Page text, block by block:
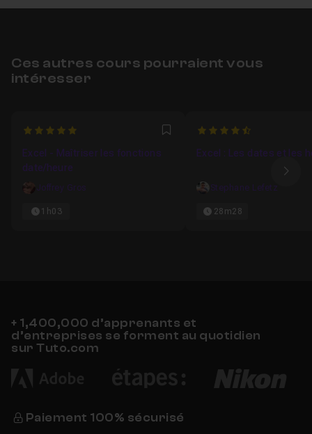
Ces autres cours pourraient vous
intéresser
5 Favori
Excel - Maîtriser les fonctions
date/heure
Joffrey Gros
1h03
4.8333333333333
Excel : Les dates et les
Stephane Lefetz
28m28
+ 1,400,000 d’apprenants et
d’entreprises se forment au quotidien
sur Tuto.com
Paiement 100% sécurisé